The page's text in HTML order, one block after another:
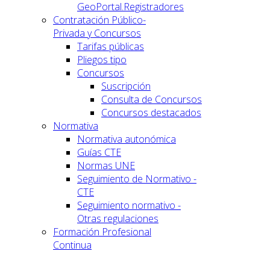
GeoPortal.Registradores
Contratación Público-
Privada y Concursos
Tarifas públicas
Pliegos tipo
Concursos
Suscripción
Consulta de Concursos
Concursos destacados
Normativa
Normativa autonómica
Guías CTE
Normas UNE
Seguimiento de Normativo -
CTE
Seguimiento normativo -
Otras regulaciones
Formación Profesional
Continua